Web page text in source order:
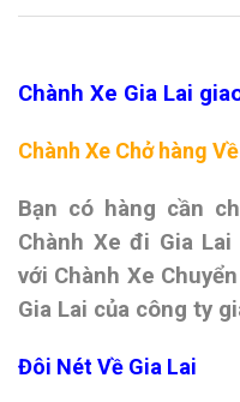
Chành Xe Gia Lai
Chành Xe Chở hàng
Bạn có hàng cần
Chành Xe đi Gia
với Chành Xe
Gia Lai của công ty
Đôi Nét Về Gia Lai